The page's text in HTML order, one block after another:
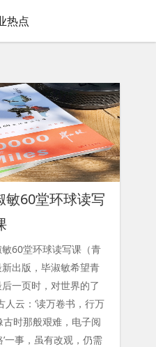
热点
敏60堂环球读写
60堂环球读写课（青
出版，毕淑敏希望青
一页时，对世界的了
云：‘读万卷书，行万
古时那般艰难，电子阅
一事，虽有改观，仍需